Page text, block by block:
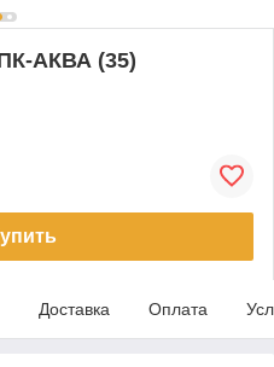
АКВА (35)
Доставка Оплата